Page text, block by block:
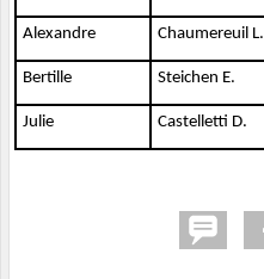
Alexandre Chaumereuil L.
Bertille Steichen E.
Julie Castelletti D.